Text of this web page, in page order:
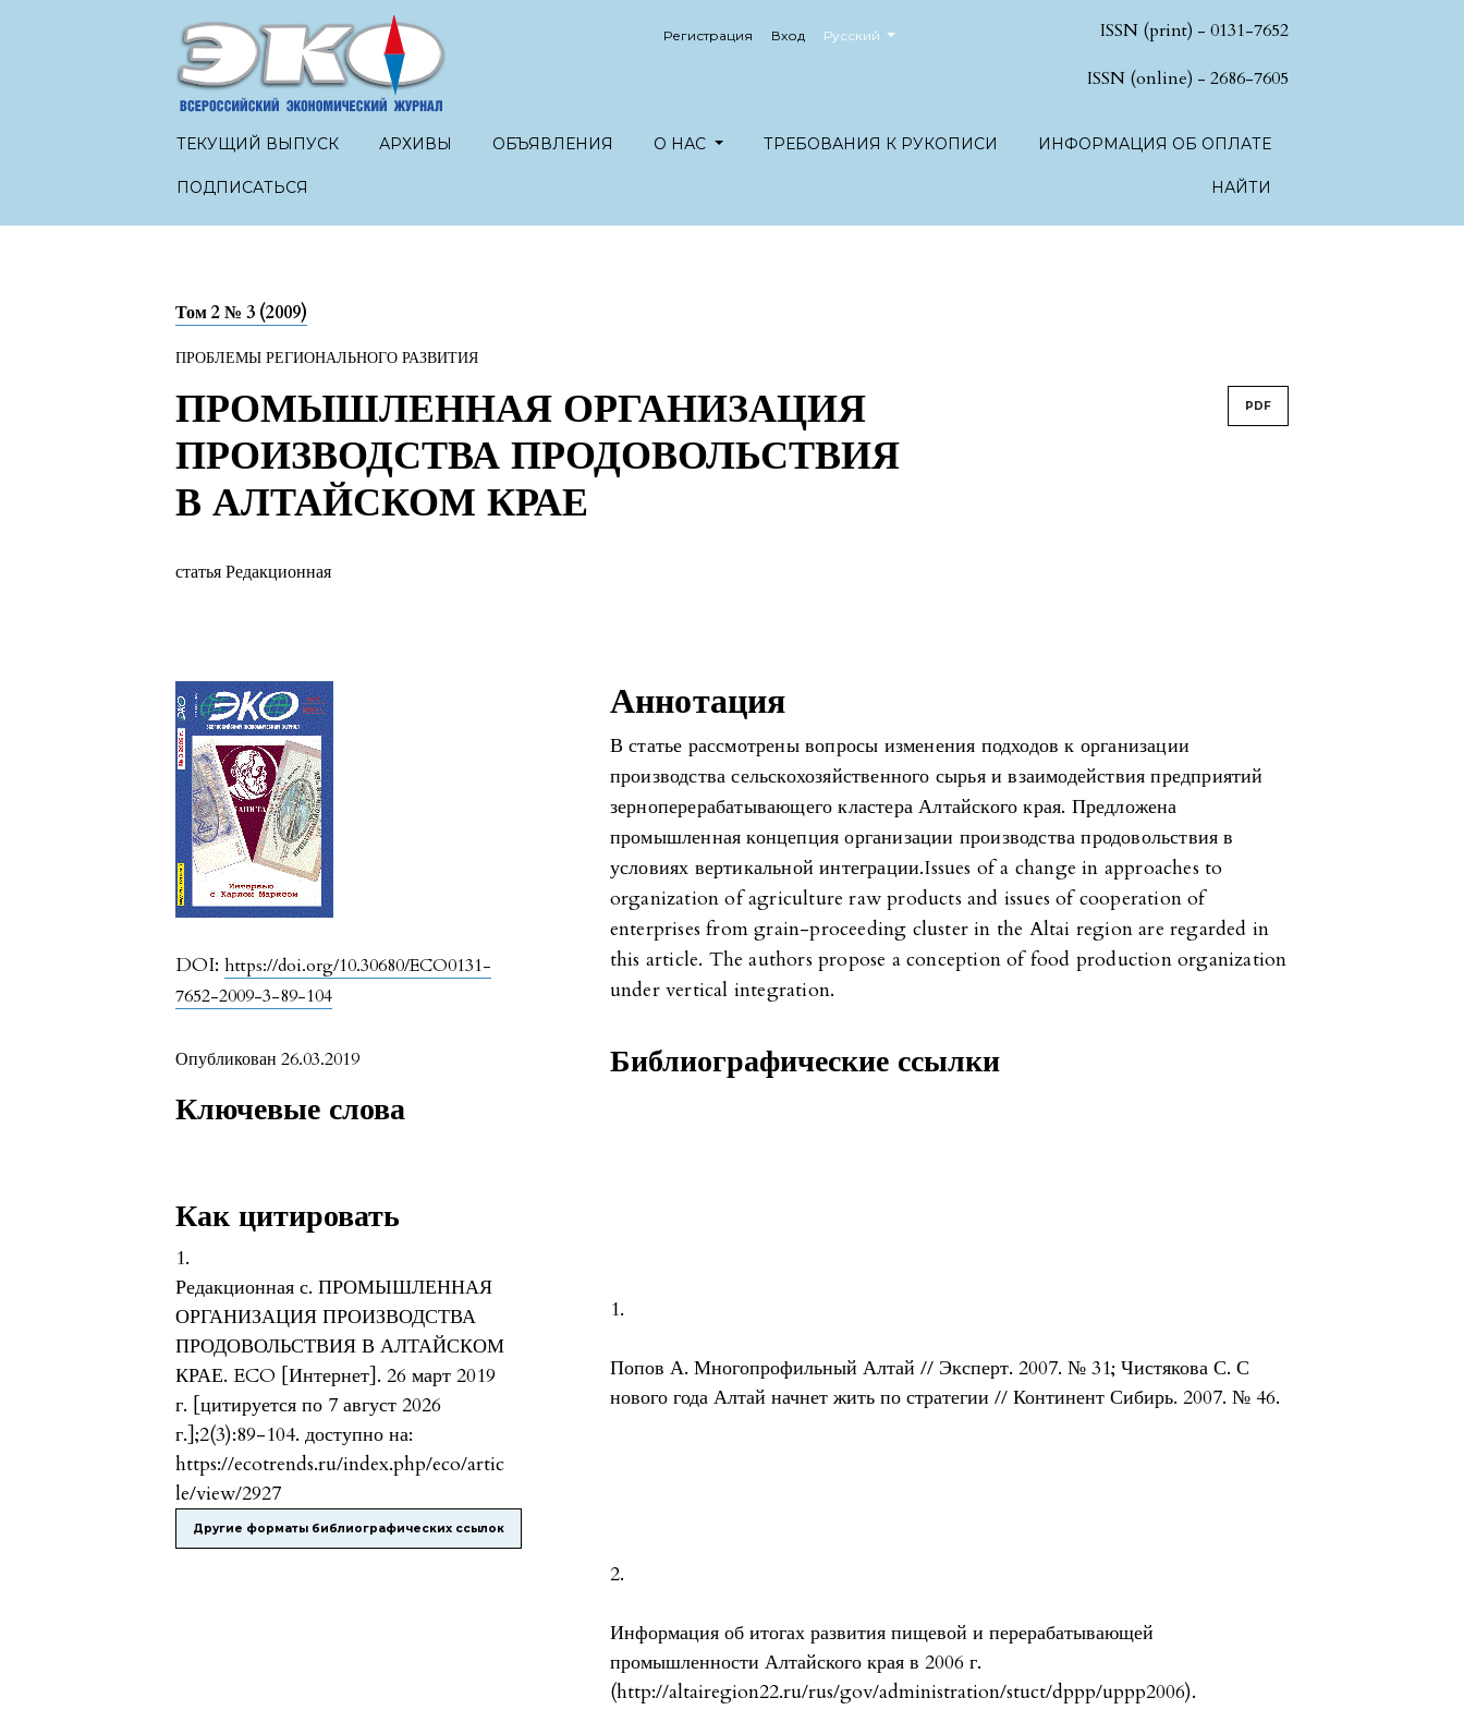
Регистрация Вход ##plugins.themes.healthSciences.language.toggle##
Русский
ISSN (print) - 0131-7652
ISSN (online) - 2686-7605
ТЕКУЩИЙ ВЫПУСК АРХИВЫ ОБЪЯВЛЕНИЯ О НАС ТРЕБОВАНИЯ К РУКОПИСИ ИНФОРМАЦИЯ ОБ ОПЛАТЕ
ПОДПИСАТЬСЯ НАЙТИ
Том 2 № 3 (2009)
ПРОБЛЕМЫ РЕГИОНАЛЬНОГО РАЗВИТИЯ
ПРОМЫШЛЕННАЯ ОРГАНИЗАЦИЯ
ПРОИЗВОДСТВА ПРОДОВОЛЬСТВИЯ
В АЛТАЙСКОМ КРАЕ
PDF
статья Редакционная
DOI:https://doi.org/10.30680/ECO0131-
7652-2009-3-89-104
Опубликован 26.03.2019
Ключевые слова
Как цитировать
1.
Редакционная с. ПРОМЫШЛЕННАЯ
ОРГАНИЗАЦИЯ ПРОИЗВОДСТВА
ПРОДОВОЛЬСТВИЯ В АЛТАЙСКОМ
КРАЕ. ECO [Интернет]. 26 март 2019
г. [цитируется по 7 август 2026
г.];2(3):89-104. доступно на:
https://ecotrends.ru/index.php/eco/artic
le/view/2927
Другие форматы библиографических ссылок
Аннотация
В статье рассмотрены вопросы изменения подходов к организации
производства сельскохозяйственного сырья и взаимодействия предприятий
зерноперерабатывающего кластера Алтайского края. Предложена
промышленная концепция организации производства продовольствия в
условиях вертикальной интеграции.Issues of a change in approaches to
organization of agriculture raw products and issues of cooperation of
enterprises from grain-proceeding cluster in the Altai region are regarded in
this article. The authors propose a conception of food production organization
under vertical integration.
Библиографические ссылки
1.
Попов А. Многопрофильный Алтай // Эксперт. 2007. № 31; Чистякова С. С
нового года Алтай начнет жить по стратегии // Континент Сибирь. 2007. № 46.
2.
Информация об итогах развития пищевой и перерабатывающей
промышленности Алтайского края в 2006 г.
(http://altairegion22.ru/rus/gov/administration/stuct/dppp/uppp2006).